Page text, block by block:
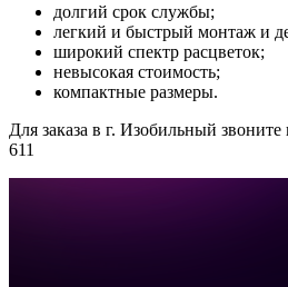
долгий срок службы;
легкий и быстрый монтаж и
широкий спектр расцветок;
невысокая стоимость;
компактные размеры.
Для заказа в г. Изобильный
611